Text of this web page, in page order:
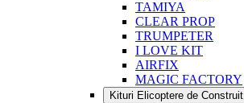
TAMIYA
CLEAR PROP
TRUMPETER
I LOVE KIT
AIRFIX
MAGIC FACTORY
Kituri Elicoptere de Construit